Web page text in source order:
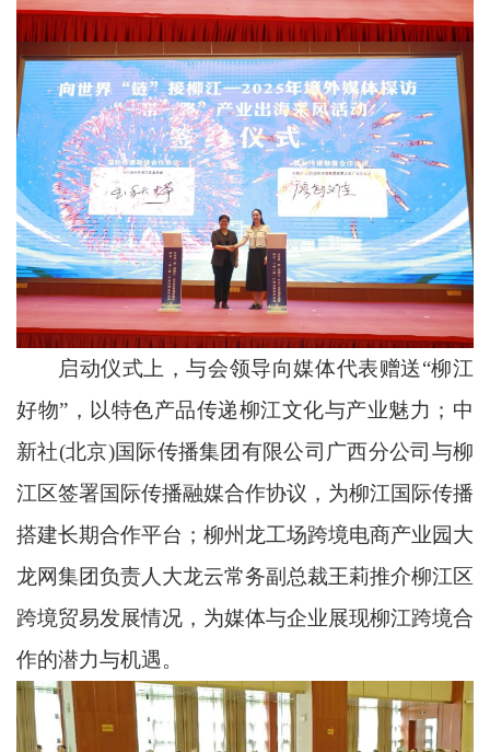
启动仪式上，与会领导向媒体代表赠送“柳江
好物”，以特色产品传递柳江文化与产业魅力；中
新社(北京)国际传播集团有限公司广西分公司与柳
江区签署国际传播融媒合作协议，为柳江国际传播
搭建长期合作平台；柳州龙工场跨境电商产业园大
龙网集团负责人大龙云常务副总裁王莉推介柳江区
跨境贸易发展情况，为媒体与企业展现柳江跨境合
作的潜力与机遇。